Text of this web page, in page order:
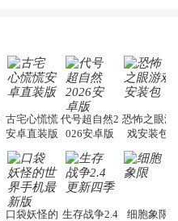
古宅心慌慌
安卓直装版
代号超自然2
026安卓版
恐怖之眼游
戏安装包
口袋妖怪的 生存战争2.4
细胞象限